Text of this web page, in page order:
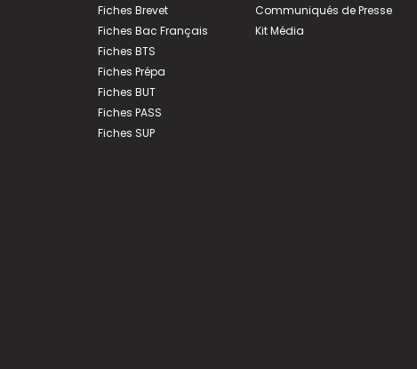
Fiches Brevet
Fiches Bac Français
Fiches BTS
Fiches Prépa
Fiches BUT
Fiches PASS
Fiches SUP
Communiqués de Presse
Kit Média